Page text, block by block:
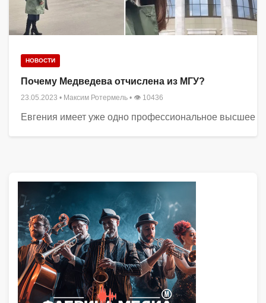
НОВОСТИ
Почему Медведева отчислена из МГУ?
23.05.2023 • Максим Ротермель • 👁 10436
Евгения имеет уже одно профессиональное высшее